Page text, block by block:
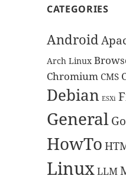
CATEGORIES
Android
Arch Linux
Chromium CMS
Debian ESXi
General
HowTo
LinuxLLM